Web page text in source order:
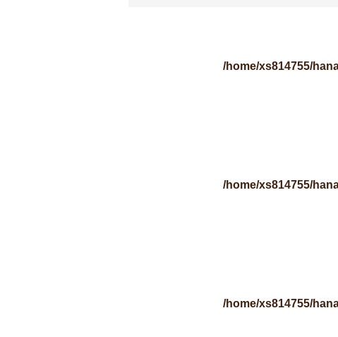
/home/xs814755/
/home/xs814755/
/home/xs814755/